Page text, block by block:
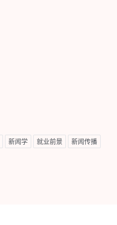
新闻学 就业前景 新闻传播